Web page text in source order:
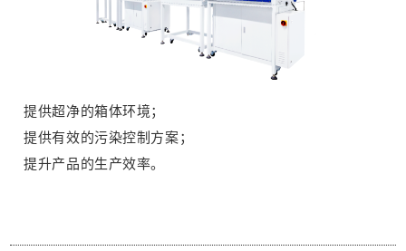
提供超净的箱体环境；
提供有效的污染控制方案；
提升产品的生产效率。